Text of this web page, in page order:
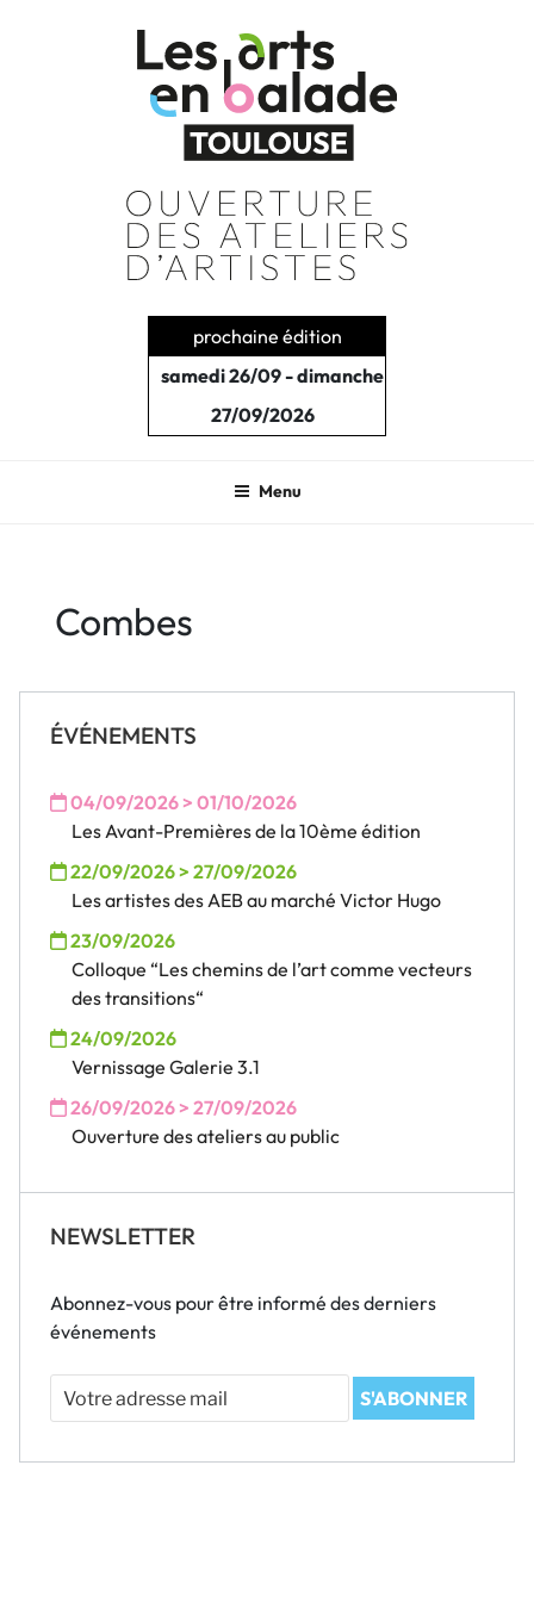
prochaine édition
samedi 26/09 - dimanche
27/09/2026
Menu
Combes
ÉVÉNEMENTS
04/09/2026 > 01/10/2026
Les Avant-Premières de la 10ème édition
22/09/2026 > 27/09/2026
Les artistes des AEB au marché Victor Hugo
23/09/2026
Colloque “Les chemins de l’art comme vecteurs
des transitions“
24/09/2026
Vernissage Galerie 3.1
26/09/2026 > 27/09/2026
Ouverture des ateliers au public
NEWSLETTER
Abonnez-vous pour être informé des derniers
événements
Votre
adresse
S'ABONNER